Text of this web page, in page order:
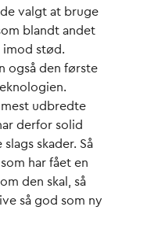
valgt at bruge
blandt andet
imod stød.
også den første
mest udbredte
derfor solid
skader. Så
har fået en
den skal, så
så god som ny